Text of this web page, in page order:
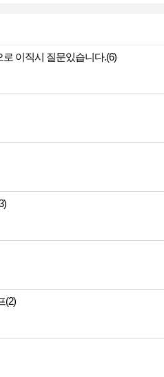
이직시 질문있습니다.(6)
(2)